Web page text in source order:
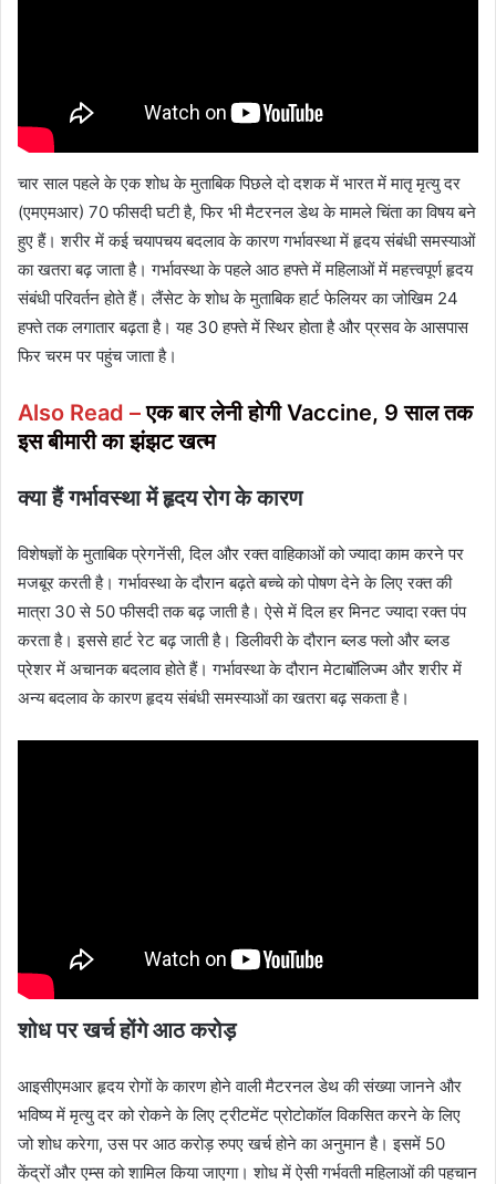
चार साल पहले के एक शोध के मुताबिक पिछले दो दशक में भारत में मातृ मृत्यु दर
(एमएमआर) 70 फीसदी घटी है, फिर भी मैटरनल डेथ के मामले चिंता का विषय बने
हुए हैं। शरीर में कई चयापचय बदलाव के कारण गर्भावस्था में हृदय संबंधी समस्याओं
का खतरा बढ़ जाता है। गर्भावस्था के पहले आठ हफ्ते में महिलाओं में महत्त्वपूर्ण हृदय
संबंधी परिवर्तन होते हैं। लैंसेट के शोध के मुताबिक हार्ट फेलियर का जोखिम 24
हफ्ते तक लगातार बढ़ता है। यह 30 हफ्ते में स्थिर होता है और प्रसव के आसपास
फिर चरम पर पहुंच जाता है।
Also Read –एक बार लेनी होगी Vaccine, 9 साल तक
इस बीमारी का झंझट खत्म
क्या हैं गर्भावस्था में हृदय रोग के कारण
विशेषज्ञों के मुताबिक प्रेगनेंसी, दिल और रक्त वाहिकाओं को ज्यादा काम करने पर
मजबूर करती है। गर्भावस्था के दौरान बढ़ते बच्चे को पोषण देने के लिए रक्त की
मात्रा 30 से 50 फीसदी तक बढ़ जाती है। ऐसे में दिल हर मिनट ज्यादा रक्त पंप
करता है। इससे हार्ट रेट बढ़ जाती है। डिलीवरी के दौरान ब्लड फ्लो और ब्लड
प्रेशर में अचानक बदलाव होते हैं। गर्भावस्था के दौरान मेटाबॉलिज्म और शरीर में
अन्य बदलाव के कारण हृदय संबंधी समस्याओं का खतरा बढ़ सकता है।
शोध परखर्चहोंगे आठ करोड़
आइसीएमआर हृदय रोगों के कारण होने वाली मैटरनल डेथ की संख्या जानने और
भविष्य में मृत्यु दर को रोकने के लिए ट्रीटमेंट प्रोटोकॉल विकसित करने के लिए
जो शोध करेगा, उस पर आठ करोड़ रुपए खर्च होने का अनुमान है। इसमें 50
केंद्रों और एम्स को शामिल किया जाएगा। शोध में ऐसी गर्भवती महिलाओं की पहचान